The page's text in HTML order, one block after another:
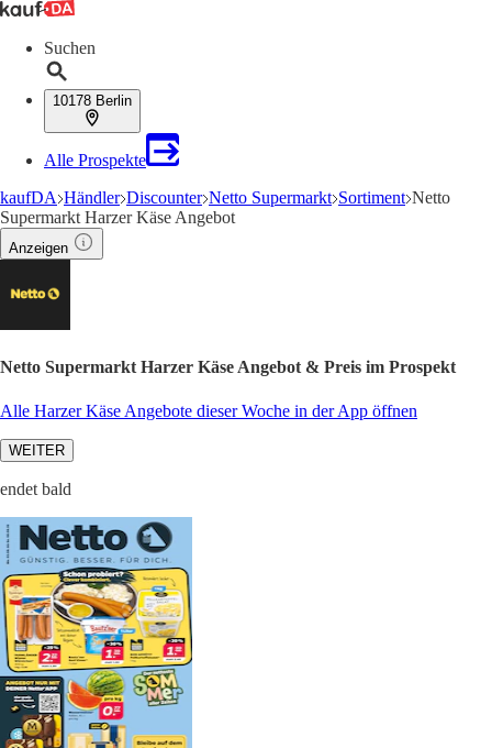
Suchen
10178 Berlin
Alle Prospekte
kaufDA Händler Discounter Netto Supermarkt Sortiment Netto
Supermarkt Harzer Käse Angebot
Anzeigen
Netto Supermarkt Harzer Käse Angebot & Preis im Prospekt
Alle Harzer Käse Angebote dieser Woche in der App öffnen
WEITER
endet bald